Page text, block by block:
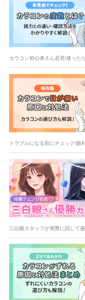
カラコン初心者さん必見!迷った
トラブルになる前にチェック!眼
三白眼スタッフが実際に試して